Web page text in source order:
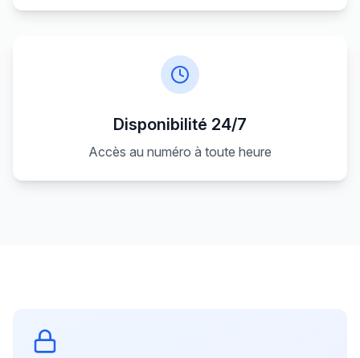
Disponibilité 24/7
Accès au numéro à toute heure